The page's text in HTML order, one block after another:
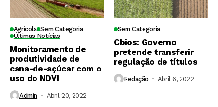
Agrícola Sem Categoria
Últimas Notícias
Monitoramento de
produtividade de
cana-de-açúcar com o
uso do NDVI
Admin Abril 20, 2022
Sem Categoria
Cbios: Governo
pretende transferir
regulação de títulos
Redação Abril 6, 2022